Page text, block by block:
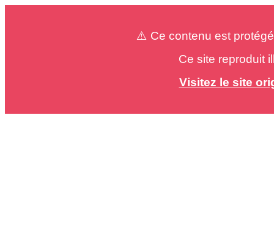
⚠️ Ce contenu est
Ce site reproduit
Visitez le site